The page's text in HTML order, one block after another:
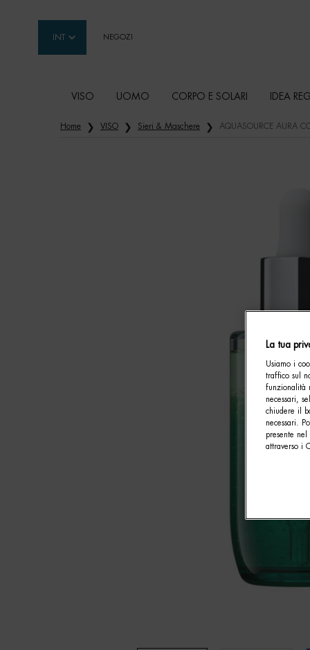
INT NEGOZI
VISO UOMO CORPO E SOLARI IDEA
Contenuto principale
Home VISO Sieri & Maschere AQUASOURCE AURA
La tua
Usiamo i
traffico sul
funzionalità
necessari,
chiudere il
necessari.
presente
attraverso i